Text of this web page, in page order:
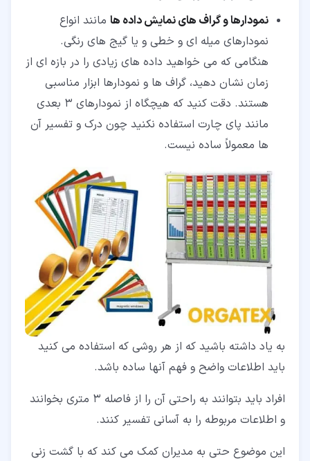
نمودارها و گراف های نمایش داده ها مانند انواع
نمودارهای میله ای و خطی و یا گیج های رنگی.
هنگامی که می خواهید داده های زیادی را در بازه ای از
زمان نشان دهید، گراف ها و نمودارها ابزار مناسبی
هستند. دقت کنید که هیچگاه از نمودارهای 3 بعدی
مانند پای چارت استفاده نکنید چون درک و تفسیر آن
ها معمولاً ساده نیست.
به یاد داشته باشید که از هر روشی که استفاده می کنید
باید اطلاعات واضح و فهم آنها ساده باشد.
افراد باید بتوانند به راحتی آن را از فاصله 3 متری بخوانند
و اطلاعات مربوطه را به آسانی تفسیر کنند.
این موضوع حتی به مدیران کمک می کند که با گشت زنی